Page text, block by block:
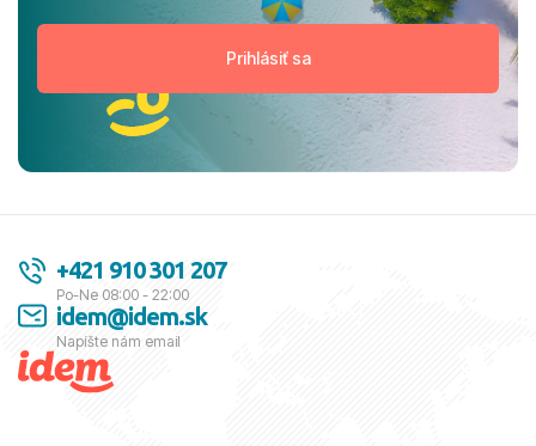
+421 910 301 207
Po-Ne 08:00 - 22:00
idem@idem.sk
Napíšte nám email